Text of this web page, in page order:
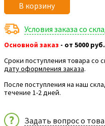
В корзину
Условия заказа со
Основной заказ - от 5000
Сроки поступления товара
дату оформления заказа.
После поступления на наш
течение 1-2 дней.
Задать вопрос о